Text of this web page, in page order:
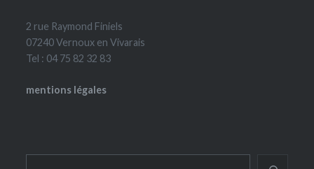
2 rue Raymond Finiels
07240 Vernoux en Vivarais
Tel : 04 75 82 32 83
mentions légales